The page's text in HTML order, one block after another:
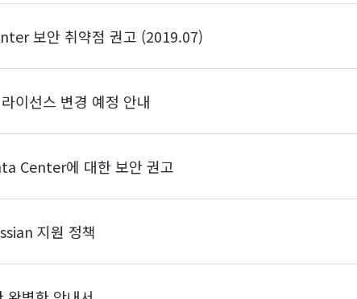
보안 취약점 권고 (2019.07)
이선스 변경 예정 안내
Center에 대한 보안 권고
지원 정책